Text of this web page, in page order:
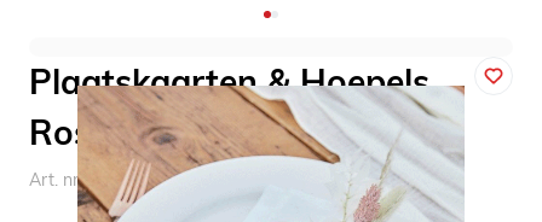
Plaatskaarten & Hoepels
Roségoud Ginger Ray (4st)
Art. nr. PAM-516